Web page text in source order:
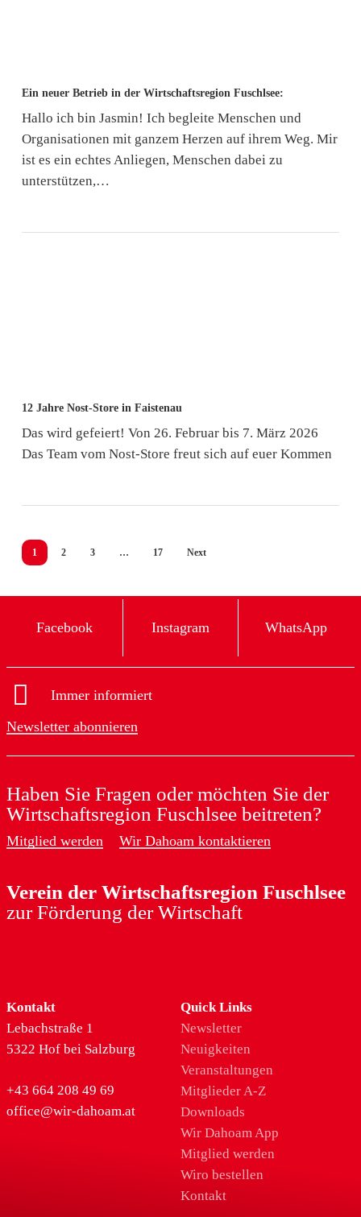
neuer
Betrieb
in
der
Wirtschaftsregion
Ein neuer Betrieb in der Wirtschaftsregion Fuschlsee:
Hallo ich bin Jasmin! Ich begleite Menschen und
Organisationen mit ganzem Herzen auf ihrem Weg. Mir
ist es ein echtes Anliegen, Menschen dabei zu
unterstützen,…
Jahre
Nost-
Store
12 Jahre Nost-Store in Faistenau
Das wird gefeiert! Von 26. Februar bis 7. März 2026
Das Team vom Nost-Store freut sich auf euer Kommen
1 2 3 … 17 Next
Facebook Instagram WhatsApp
Immer informiert
Newsletter abonnieren
Haben Sie Fragen oder möchten Sie der
Wirtschaftsregion Fuschlsee beitreten?
Mitglied werden Wir Dahoam kontaktieren
Verein der Wirtschaftsregion Fuschlsee
zur Förderung der Wirtschaft
Kontakt
Lebachstraße 1
5322 Hof bei Salzburg
+43 664 208 49 69
office@wir-dahoam.at
Quick Links
Newsletter
Neuigkeiten
Veranstaltungen
Mitglieder A-Z
Downloads
Wir Dahoam App
Mitglied werden
Wiro bestellen
Kontakt